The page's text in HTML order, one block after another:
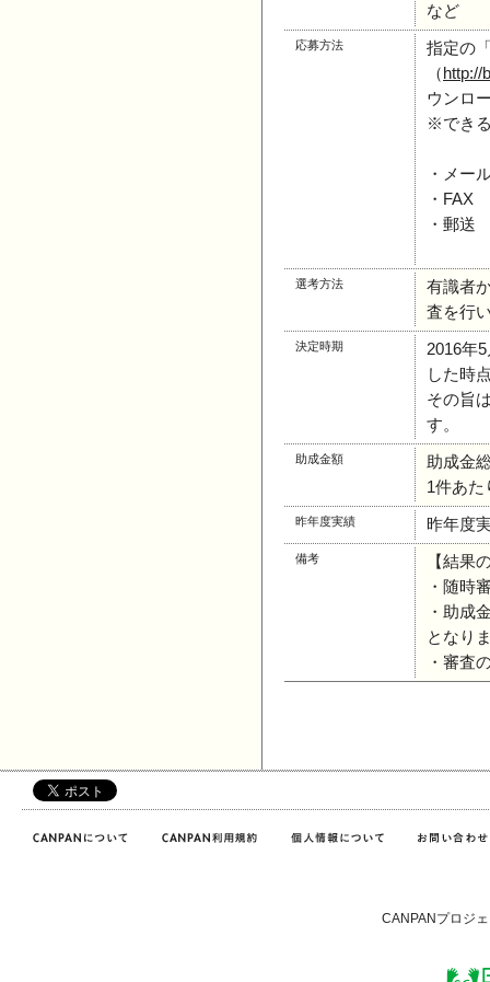
など
応募方法
指定の
（ http://
ウンロ
※でき
・メー
・FAX
・郵送
選考方法
有識者
査を行
決定時期
2016年
した時
その旨
す。
助成金額
助成金
1件あた
昨年度実績 昨年度
備考
【結果
・随時
・助成
となり
・審査
CANPANプロジ